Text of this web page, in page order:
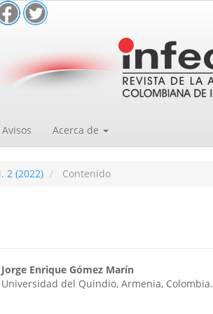
Avisos Acerca de
2 (2022) Contenido
Contenido
principal
Jorge Enrique Gómez Marín
Universidad del Quindio, Armenia, Colombia.